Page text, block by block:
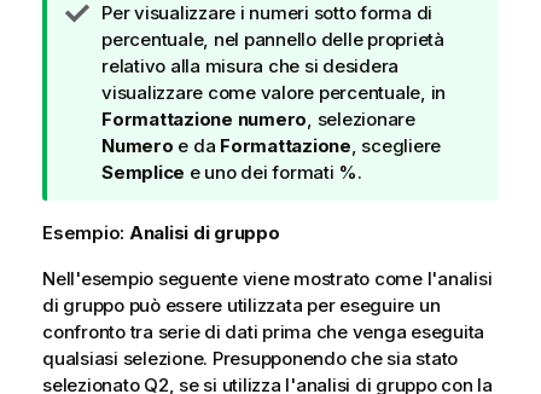
N
o
t
a
d
i
s
g
e
r
i
m
e
Per visualizzare i numeri sotto forma di
percentuale, nel pannello delle proprietà
relativo alla misura che si desidera
visualizzare come valore percentuale, in
Formattazione numero, selezionare
Numero e da Formattazione, scegliere
Semplice e uno dei formati %.
Esempio: Analisi di gruppo
Nell'esempio seguente viene mostrato come l'analisi
di gruppo può essere utilizzata per eseguire un
confronto tra serie di dati prima che venga eseguita
qualsiasi selezione. Presupponendo che sia stato
selezionato Q2, se si utilizza l'analisi di gruppo con la